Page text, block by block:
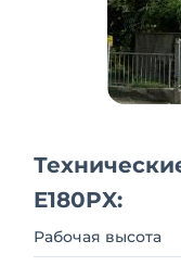
E180PX:
Рабочая высота